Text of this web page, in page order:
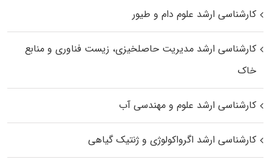
کارشناسی ارشد علوم دام و طیور
کارشناسی ارشد مدیریت حاصلخیزی، زیست فناوری و منابع
خاک
کارشناسی ارشد علوم و مهندسی آب
کارشناسی ارشد اگرواکولوژی و ژنتیک گیاهی